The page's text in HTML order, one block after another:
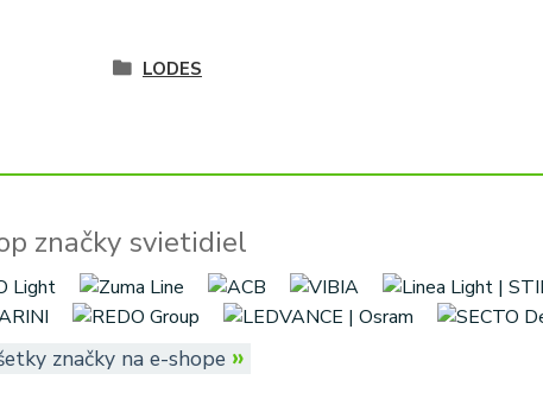
LODES
značky svietidiel
značky na e-shope »